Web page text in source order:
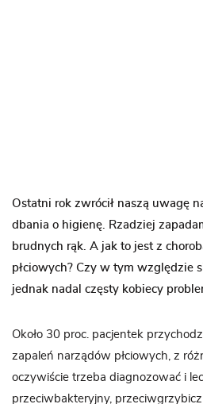
Ostatni rok zwrócił naszą uwagę
dbania o higienę. Rzadziej
brudnych rąk. A jak to jest z
płciowych? Czy w tym względzie
jednak nadal częsty kobiecy
Około 30 proc. pacjentek
zapaleń narządów płciowych, z
oczywiście trzeba diagnozować i
przeciwbakteryjny,